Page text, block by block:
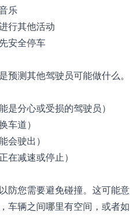
乐
行其他活动
安全停车
预测其他驾驶员可能做什么。
是分心或受损的驾驶员）
车道）
会驶出）
在减速或停止）
防您需要避免碰撞。这可能意
车辆之间哪里有空间，或者如